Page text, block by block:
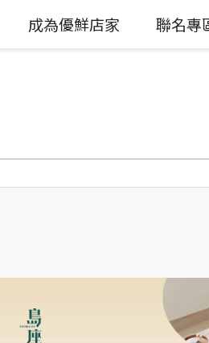
成為優鮮店家 聯名專